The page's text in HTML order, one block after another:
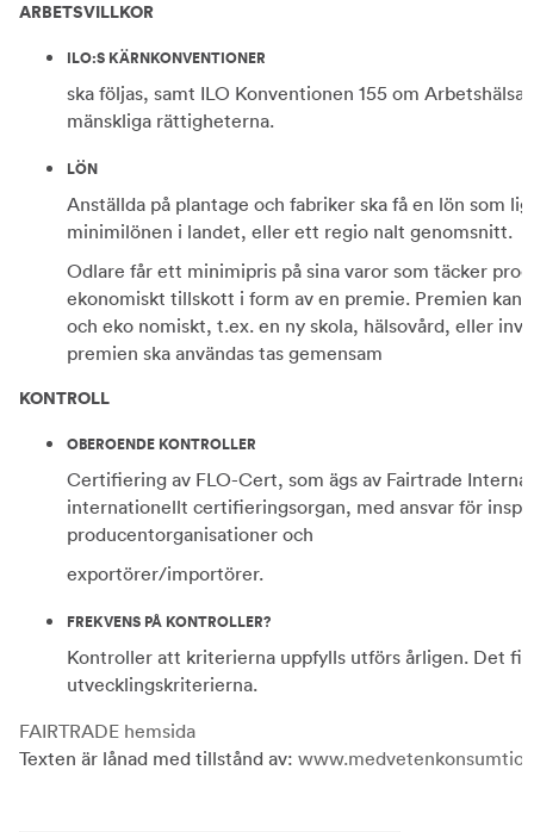
ARBETSVILLKOR
ILO:S KÄRNKONVENTIONER
ska följas, samt ILO Konventionen 155 om
mänskliga rättigheterna.
LÖN
Anställda på plantage och fabriker ska få en lön som
minimilönen i landet, eller ett regio nalt genomsnitt.
Odlare får ett minimipris på sina varor som täcker
ekonomiskt tillskott i form av en premie. Premien kan
och eko nomiskt, t.ex. en ny skola, hälsovård, eller
premien ska användas tas gemensam
KONTROLL
OBEROENDE KONTROLLER
Certifiering av FLO-Cert, som ägs av Fairtrade
internationellt certifieringsorgan, med ansvar för
producentorganisationer och
exportörer/importörer.
FREKVENS PÅ KONTROLLER?
Kontroller att kriterierna uppfylls utförs årligen. Det
utvecklingskriterierna.
FAIRTRADE hemsida
Texten är lånad med tillstånd av: